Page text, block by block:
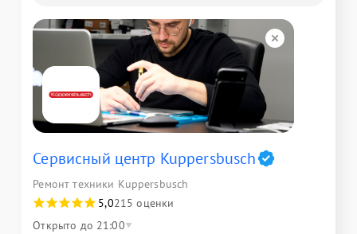
Сервисный центр Kuppersbusch
Ремонт техники Kuppersbusch
5,0215 оценки
Открыто до 21:00